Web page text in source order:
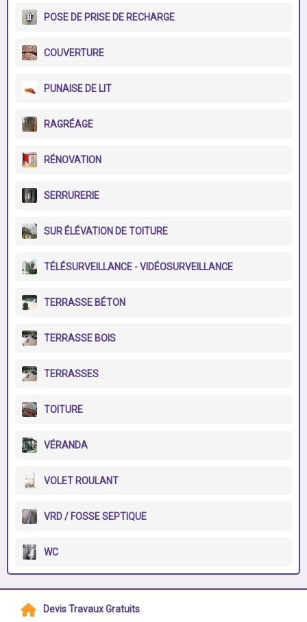
POSE DE PRISE DE RECHARGE
COUVERTURE
PUNAISE DE LIT
RAGRÉAGE
RÉNOVATION
SERRURERIE
SUR ÉLÉVATION DE TOITURE
TÉLÉSURVEILLANCE - VIDÉOSURVEILLANCE
TERRASSE BÉTON
TERRASSE BOIS
TERRASSES
TOITURE
VÉRANDA
VOLET ROULANT
VRD / FOSSE SEPTIQUE
WC
Devis Travaux Gratuits